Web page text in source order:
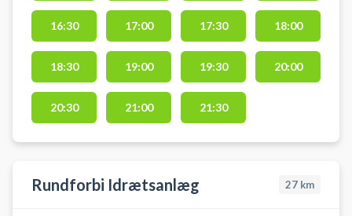
booker en tennisbane hos Holte
Tennisklub.
16:30 17:00 17:30 18:00
18:30 19:00 19:30 20:00
20:30 21:00 21:30
Rundforbi Idrætsanlæg 27 km